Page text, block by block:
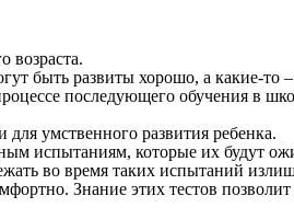
возраста.
быть развиты хорошо, а какие-то
последующего обучения в
умственного развития ребенка.
испытаниям, которые их будут
во время таких испытаний
Знание этих тестов